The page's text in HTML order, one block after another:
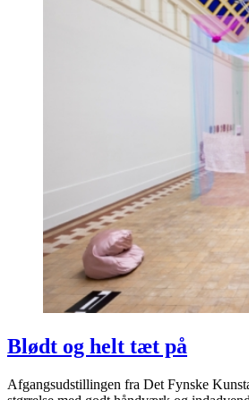
Blødt og helt tæt på
Afgangsudstillingen fra Det Fynske